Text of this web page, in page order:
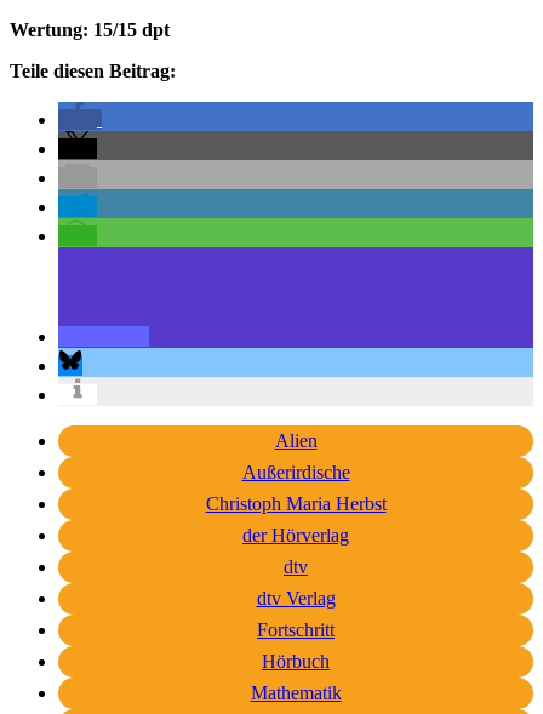
Wertung: 15/15 dpt
Teile diesen Beitrag:
Alien
Außerirdische
Christoph Maria Herbst
der Hörverlag
dtv
dtv Verlag
Fortschritt
Hörbuch
Mathematik